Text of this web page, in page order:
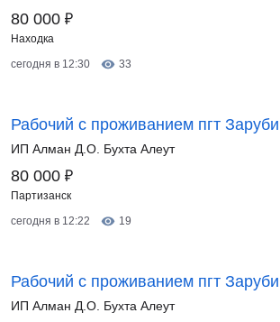
80 000 ₽
Находка
сегодня в 12:30
33
Рабочий с проживанием пгт
ИП Алман Д.О. Бухта Алеут
80 000 ₽
Партизанск
сегодня в 12:22
19
Рабочий с проживанием пгт
ИП Алман Д.О. Бухта Алеут